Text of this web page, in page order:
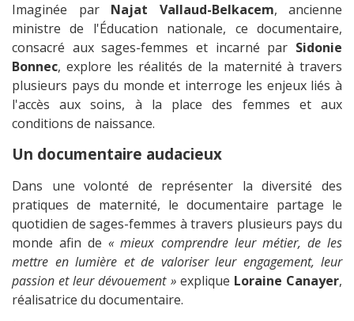
Imaginée par Najat Vallaud-Belkacem, ancienne
ministre de l'Éducation nationale, ce documentaire,
consacré aux sages-femmes et incarné par Sidonie
Bonnec, explore les réalités de la maternité à travers
plusieurs pays du monde et interroge les enjeux liés à
l'accès aux soins, à la place des femmes et aux
conditions de naissance.
Un documentaire audacieux
Dans une volonté de représenter la diversité des
pratiques de maternité, le documentaire partage le
quotidien de sages-femmes à travers plusieurs pays du
monde afin de« mieux comprendre leur métier, de les
mettre en lumière et de valoriser leur engagement, leur
passion et leur dévouement »explique Loraine Canayer,
réalisatrice du documentaire.